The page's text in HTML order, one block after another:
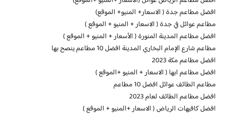
افضل مطاعم جدة ( الاسعار+ المنيو+ الموقع)
مطاعم عوائل في جدة ( الاسعار + المنيو + الموقع )
افضل مطاعم المدينة المنورة ( الأسعار + المنيو + الموقع )
مطاعم شارع الإمام البخاري المدينة افضل 10 مطاعم ينصح بها
افضل مطاعم مكة 2023
افضل مطاعم ابها ( الاسعار + المنيو +الموقع )
مطاعم الطائف عوائل افضل 10 مطاعم
افضل مطاعم الطائف لعام 2023
افضل كافيهات الرياض ( الاسعار +المنيو + الموقع )